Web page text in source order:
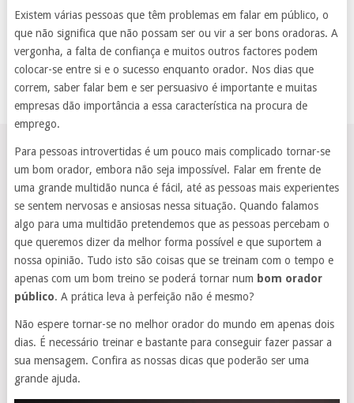
Existem várias pessoas que têm problemas em falar em público, o
que não significa que não possam ser ou vir a ser bons oradoras. A
vergonha, a falta de confiança e muitos outros factores podem
colocar-se entre si e o sucesso enquanto orador. Nos dias que
correm, saber falar bem e ser persuasivo é importante e muitas
empresas dão importância a essa característica na procura de
emprego.
Para pessoas introvertidas é um pouco mais complicado tornar-se
um bom orador, embora não seja impossível. Falar em frente de
uma grande multidão nunca é fácil, até as pessoas mais experientes
se sentem nervosas e ansiosas nessa situação. Quando falamos
algo para uma multidão pretendemos que as pessoas percebam o
que queremos dizer da melhor forma possível e que suportem a
nossa opinião. Tudo isto são coisas que se treinam com o tempo e
apenas com um bom treino se poderá tornar num bom orador
público. A prática leva à perfeição não é mesmo?
Não espere tornar-se no melhor orador do mundo em apenas dois
dias. É necessário treinar e bastante para conseguir fazer passar a
sua mensagem. Confira as nossas dicas que poderão ser uma
grande ajuda.